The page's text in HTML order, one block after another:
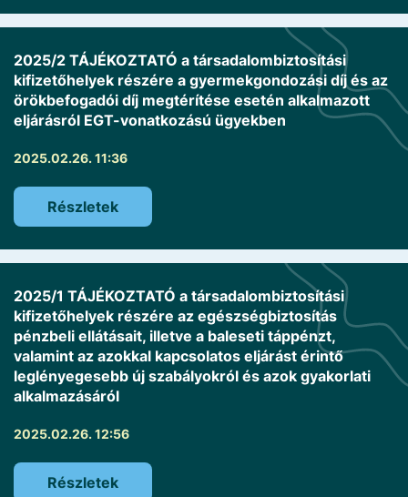
2025/2 TÁJÉKOZTATÓ a társadalombiztosítási
kifizetőhelyek részére a gyermekgondozási díj és az
örökbefogadói díj megtérítése esetén alkalmazott
eljárásról EGT-vonatkozású ügyekben
2025.02.26. 11:36
Részletek
2025/1 TÁJÉKOZTATÓ a társadalombiztosítási
kifizetőhelyek részére az egészségbiztosítás
pénzbeli ellátásait, illetve a baleseti táppénzt,
valamint az azokkal kapcsolatos eljárást érintő
leglényegesebb új szabályokról és azok gyakorlati
alkalmazásáról
2025.02.26. 12:56
Részletek